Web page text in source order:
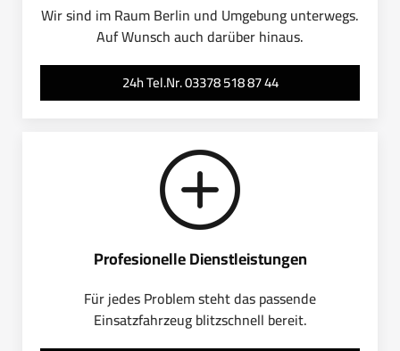
Wir sind im Raum Berlin und Umgebung unterwegs.
Auf Wunsch auch darüber hinaus.
24h Tel.Nr. 03378 518 87 44
Profesionelle Dienstleistungen
Für jedes Problem steht das passende
Einsatzfahrzeug blitzschnell bereit.